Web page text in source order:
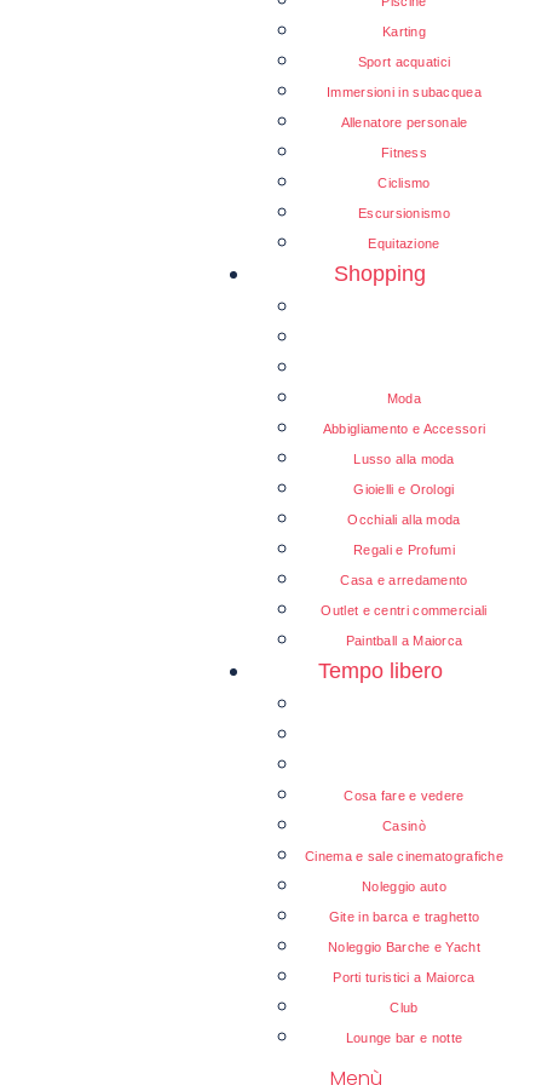
Karting
Sport acquatici
Immersioni in subacquea
Allenatore personale
Fitness
Ciclismo
Escursionismo
Equitazione
Shopping
Moda
Abbigliamento e Accessori
Lusso alla moda
Gioielli e Orologi
Occhiali alla moda
Regali e Profumi
Casa e arredamento
Outlet e centri commerciali
Paintball a Maiorca
Tempo libero
Cosa fare e vedere
Casinò
Cinema e sale cinematografiche
Noleggio auto
Gite in barca e traghetto
Noleggio Barche e Yacht
Porti turistici a Maiorca
Club
Lounge bar e notte
Menù